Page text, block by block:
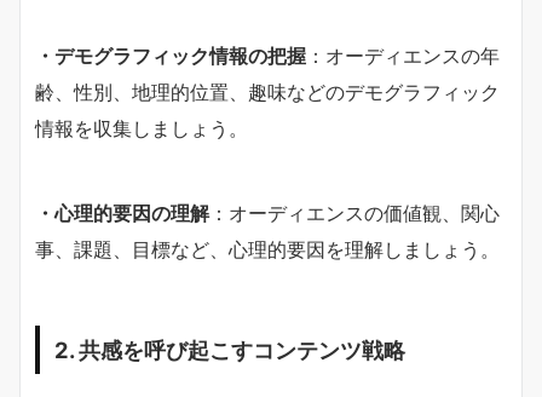
・デモグラフィック情報の把握 ：オーディエンスの年
齢、性別、地理的位置、趣味などのデモグラフィック
情報を収集しましょう。
・心理的要因の理解：オーディエンスの価値観、関心
事、課題、目標など、心理的要因を理解しましょう。
2. 共感を呼び起こすコンテンツ戦略